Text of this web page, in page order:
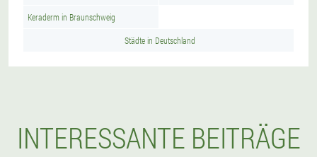
Keraderm in Braunschweig
Städte in Deutschland
INTERESSANTE BEITRÄGE